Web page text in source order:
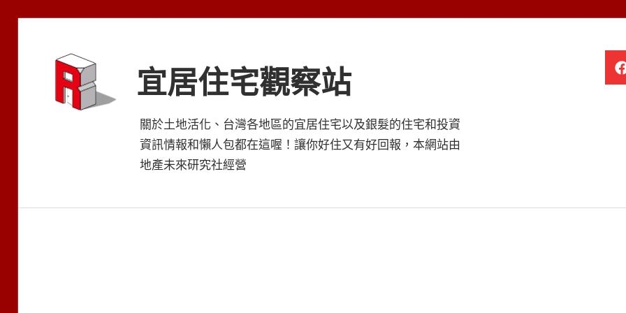
宜居住宅觀察站
關於土地活化、台灣各地區的宜居住宅以及銀髮的住宅和投資
資訊情報和懶人包都在這喔！讓你好住又有好回報，本網站由
地產未來研究社經營
銀
髮
住